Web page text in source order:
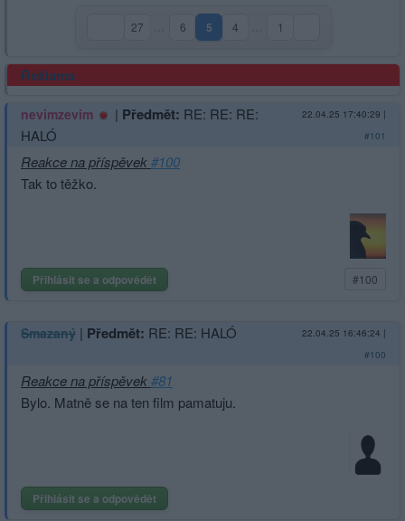
27 6 5(aktuální strana)
4 1
Reklama
nevimzevim | Předmět: RE: RE: RE:
HALÓ
22.04.25 17:40:29 |
#101
Reakce na příspěvek#100
Tak to těžko.
Přihlásit se a odpovědět #100
Smazaný | Předmět: RE: RE: HALÓ 22.04.25 16:46:24 |
#100
Reakce na příspěvek#81
Bylo. Matně se na ten film pamatuju.
Přihlásit se a odpovědět